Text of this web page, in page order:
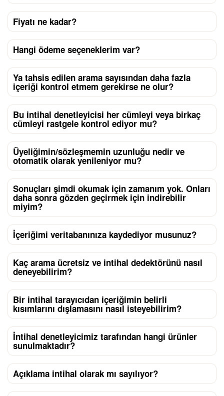
Fiyatı ne kadar?
Hangi ödeme seçeneklerim var?
Ya tahsis edilen arama sayısından daha fazla
içeriği kontrol etmem gerekirse ne olur?
Bu intihal denetleyicisi her cümleyi veya birkaç
cümleyi rastgele kontrol ediyor mu?
Üyeliğimin/sözleşmemin uzunluğu nedir ve
otomatik olarak yenileniyor mu?
Sonuçları şimdi okumak için zamanım yok. Onları
daha sonra gözden geçirmek için indirebilir
miyim?
İçeriğimi veritabanınıza kaydediyor musunuz?
Kaç arama ücretsiz ve intihal dedektörünü nasıl
deneyebilirim?
Bir intihal tarayıcıdan içeriğimin belirli
kısımlarını dışlamasını nasıl isteyebilirim?
İntihal denetleyicimiz tarafından hangi ürünler
sunulmaktadır?
Açıklama intihal olarak mı sayılıyor?